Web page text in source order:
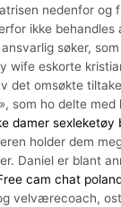
nedenfor og
ikke
søker,
wife eskorte
det omsøkte
som ho delte med
damer sexleketøy
holder dem
Daniel er blant
cam chat
velværecoach,